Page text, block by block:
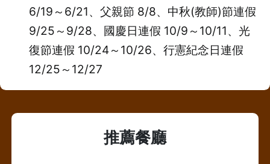
6/19～6/21、父親節 8/8、中秋(教師)節連假
9/25～9/28、國慶日連假 10/9～10/11、光
復節連假 10/24～10/26、行憲紀念日連假
12/25～12/27
推薦餐廳